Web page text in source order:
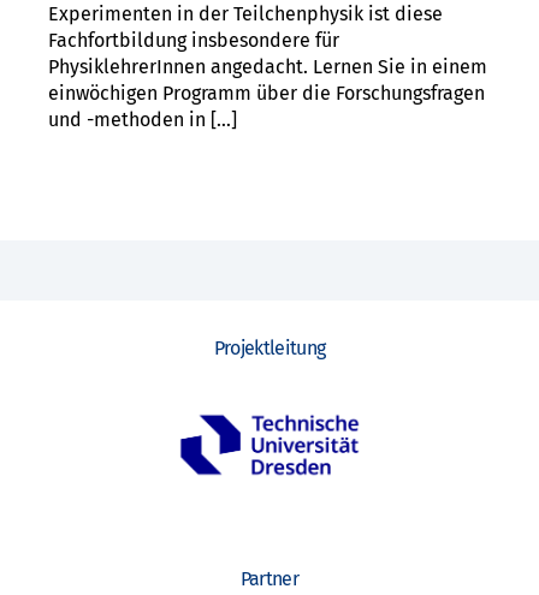
Experimenten in der Teilchenphysik ist diese
Fachfortbildung insbesondere für
PhysiklehrerInnen angedacht. Lernen Sie in einem
einwöchigen Programm über die Forschungsfragen
und -methoden in […]
Projektleitung
Partner